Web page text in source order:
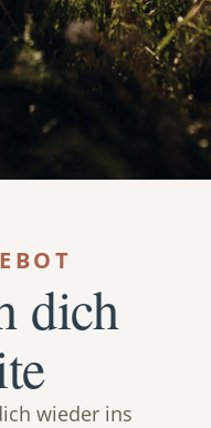
dich
wieder ins